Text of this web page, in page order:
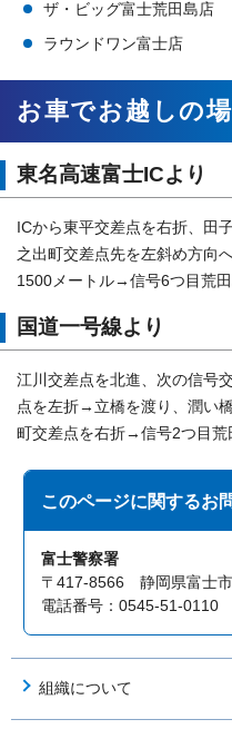
ザ・ビッグ富士荒田島店
ラウンドワン富士店
お車でお越しの
東名高速富士ICより
ICから東平交差点を右折、田
之出町交差点先を左斜め方
1500メートル→信号6つ目荒
国道一号線より
江川交差点を北進、次の信号
点を左折→立橋を渡り、潤い
町交差点を右折→信号2つ目荒
このページに関するお
富士警察署
〒417-8566 静岡県富士
電話番号：0545-51-0110
組織について